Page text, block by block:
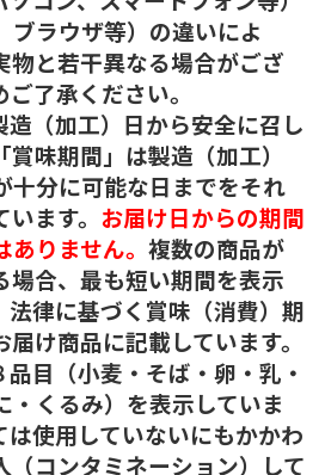
ブラウザ等）の違いによ
物と若干異なる場合がござ
了承ください。
（加工）日から安全に召し
味期間」は製造（加工）
十分に可能な日までをそれ
ます。 お届け日からの期間
りません。 複数の商品が
場合、最も短い期間を表示
法律に基づく賞味（消費）期
け商品に記載しています。
目（小麦・そば・卵・乳・
・くるみ）を表示していま
は使用していないにもかかわ
（コンタミネーション）して